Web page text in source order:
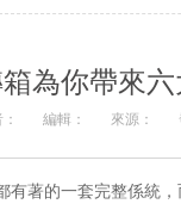
為你帶來
編輯： 來源：
有著的一套完整係統